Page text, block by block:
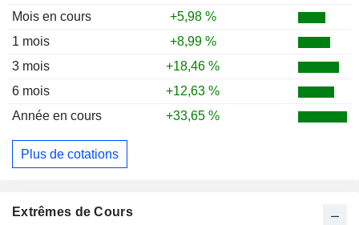
Mois en cours
+5,98 %
1 mois
+8,99 %
3 mois
+18,46 %
6 mois
+12,63 %
Année en cours
+33,65 %
Plus de cotations
Extrêmes de Cours